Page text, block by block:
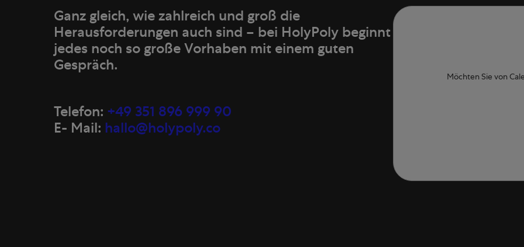
Ganz gleich, wie zahlreich und groß die
Herausforderungen auch sind – bei HolyPoly beginnt
jedes noch so große Vorhaben mit einem guten
Gespräch.
Telefon: +49 351 896 999 90
E- Mail: hallo@holypoly.co
Möchten Sie von